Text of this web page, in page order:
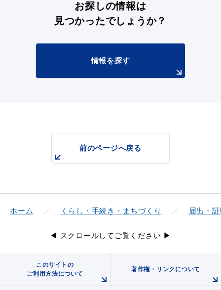
お探しの情報は
見つかったでしょうか？
情報を探す
前のページへ戻る
ホーム くらし・手続き・まちづくり 届出・
◀ スクロールしてご覧ください ▶
このサイトの
ご利用方法について
著作権・リンクについて